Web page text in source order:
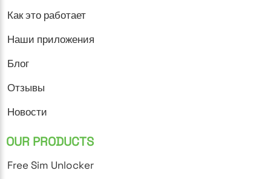
Как это работает
Наши приложения
Блог
Отзывы
Новости
OUR PRODUCTS
Free Sim Unlocker